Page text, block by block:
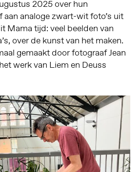
2025 over hun
aan analoge zwart-wit foto’s uit
Mama tijd: veel beelden van
over de kunst van het maken.
gemaakt door fotograaf Jean
werk van Liem en Deuss